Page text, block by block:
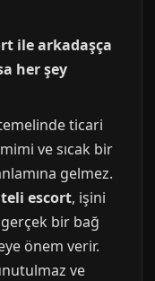
ile arkadaşça
her şey
ticari
ve sıcak bir
gelmez.
escort, işini
bir bağ
önem verir.
ve